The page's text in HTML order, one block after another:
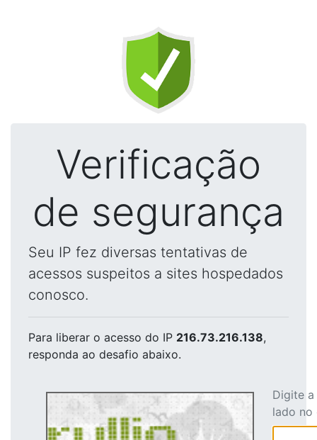
Verificação
de segurança
Seu IP fez diversas tentativas de
acessos suspeitos a sites hospedados
conosco.
Para liberar o acesso do IP 216.73.216.138,
responda ao desafio abaixo.
Digite
lado no